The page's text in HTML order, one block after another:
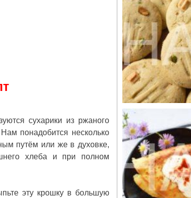
сухарики из ржаного
понадобится несколько
путём или же в духовке,
хлеба и при полном
эту крошку в большую